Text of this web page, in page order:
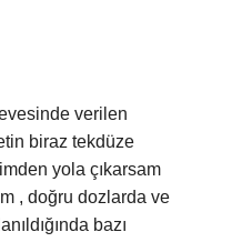
verilen
biraz tekdüze
yola çıkarsam
, doğru dozlarda ve
bazı